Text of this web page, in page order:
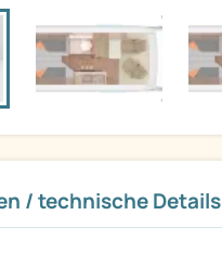
/ technische Details